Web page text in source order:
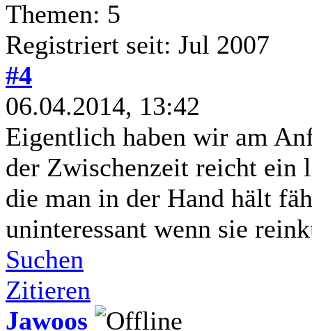
Themen: 5
Registriert seit: Jul 2007
#4
06.04.2014, 13:42
Eigentlich haben wir am
der Zwischenzeit reicht ein
die man in der Hand hält
uninteressant wenn sie
Suchen
Zitieren
Jawoos